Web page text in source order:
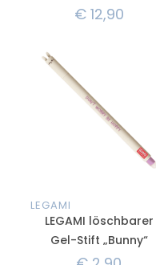
€12,90
LEGAMI
LEGAMI löschbarer
Gel-Stift „Bunny“